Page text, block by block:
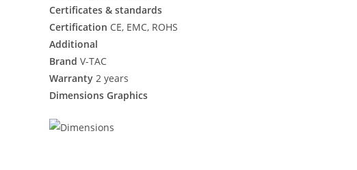
Certificates & standards
Certification CE, EMC, ROHS
Additional
Brand V-TAC
Warranty 2 years
Dimensions Graphics